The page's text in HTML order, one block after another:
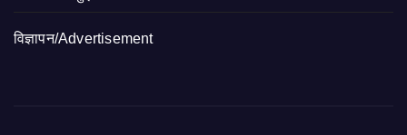
विज्ञापन/Advertisement